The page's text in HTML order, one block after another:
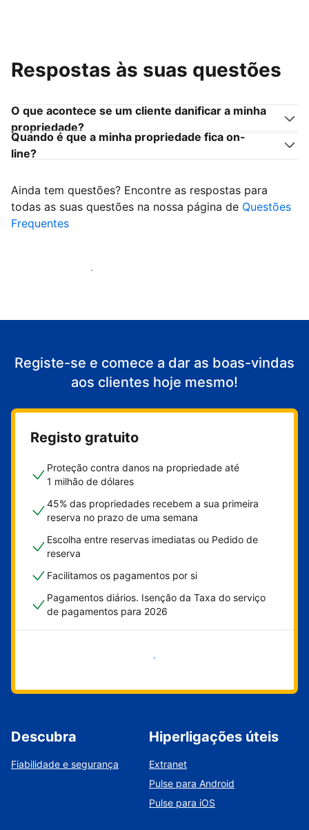
Respostas às suas questões
O que acontece se um cliente danificar a minha
propriedade?
Quando é que a minha propriedade fica on-
line?
Ainda tem questões? Encontre as respostas para
todas as suas questões na nossa página de Questões
Frequentes
Comece a receber clientes
Registe-se e comece a dar as boas-vindas
aos clientes hoje mesmo!
Registo gratuito
Proteção contra danos na propriedade até
1 milhão de dólares
45% das propriedades recebem a sua primeira
reserva no prazo de uma semana
Escolha entre reservas imediatas ou Pedido de
reserva
Facilitamos os pagamentos por si
Pagamentos diários. Isenção da Taxa do serviço
de pagamentos para 2026
Comece já
Descubra
Fiabilidade e segurança
Hiperligações úteis
Extranet
Pulse para Android
Pulse para iOS